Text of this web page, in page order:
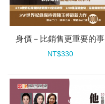
身價－比銷售更重要的事
NT$330